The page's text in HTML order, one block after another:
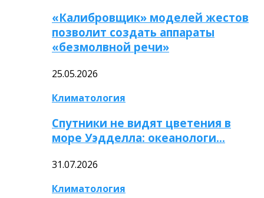
«Калибровщик» моделей жестов
позволит создать аппараты
«безмолвной речи»
25.05.2026
Климатология
Спутники не видят цветения в
море Уэдделла: океанологи…
31.07.2026
Климатология